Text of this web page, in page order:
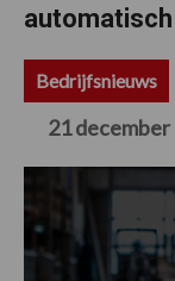
automatisch
Bedrijfsnieuws
21